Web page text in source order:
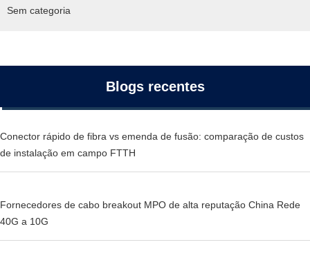
Sem categoria
Blogs recentes
Conector rápido de fibra vs emenda de fusão: comparação de custos
de instalação em campo FTTH
Fornecedores de cabo breakout MPO de alta reputação China Rede
40G a 10G